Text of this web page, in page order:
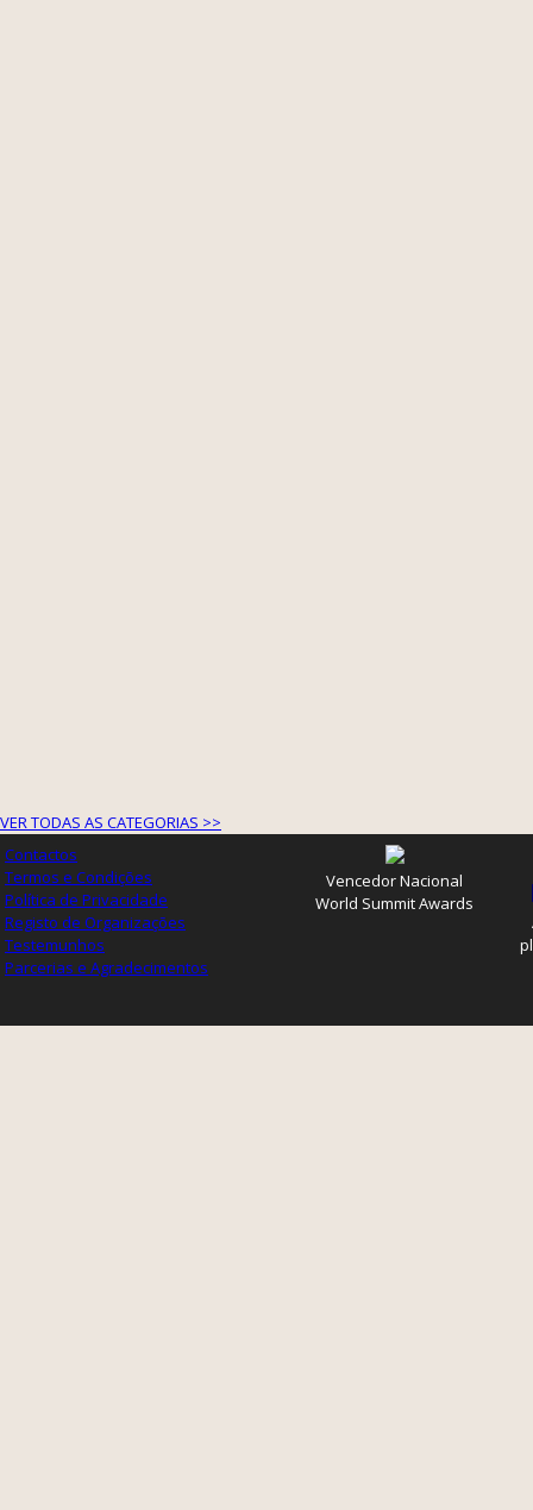
VER TODAS AS CATEGORIAS >>
Contactos
Termos e Condições
Política de Privacidade
Registo de Organizações
Testemunhos
Parcerias e Agradecimentos
Vencedor Nacional
World Summit Awards